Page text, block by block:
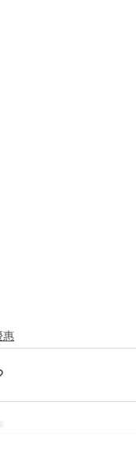
惠